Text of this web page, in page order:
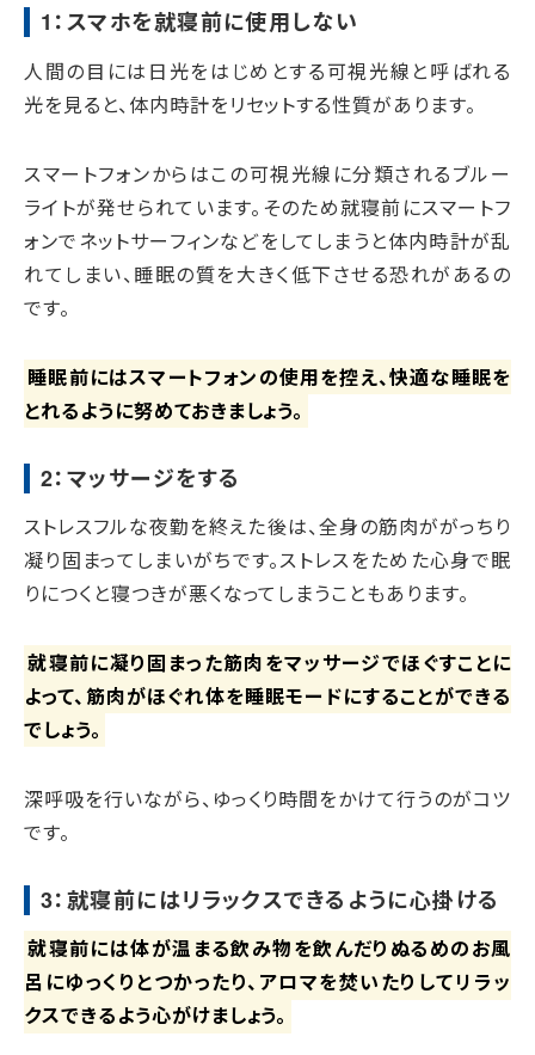
1：スマホを就寝前に使用しない
人間の目には日光をはじめとする可視光線と呼ばれる
光を見ると、体内時計をリセットする性質があります。
スマートフォンからはこの可視光線に分類されるブルー
ライトが発せられています。そのため就寝前にスマートフ
ォンでネットサーフィンなどをしてしまうと体内時計が乱
れてしまい、睡眠の質を大きく低下させる恐れがあるの
です。
睡眠前にはスマートフォンの使用を控え、快適な睡眠を
とれるように努めておきましょう。
2：マッサージをする
ストレスフルな夜勤を終えた後は、全身の筋肉ががっちり
凝り固まってしまいがちです。ストレスをためた心身で眠
りにつくと寝つきが悪くなってしまうこともあります。
就寝前に凝り固まった筋肉をマッサージでほぐすことに
よって、筋肉がほぐれ体を睡眠モードにすることができる
でしょう。
深呼吸を行いながら、ゆっくり時間をかけて行うのがコツ
です。
3：就寝前にはリラックスできるように心掛ける
就寝前には体が温まる飲み物を飲んだりぬるめのお風
呂にゆっくりとつかったり、アロマを焚いたりしてリラッ
クスできるよう心がけましょう。